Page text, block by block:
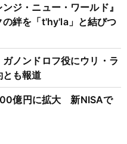
ジ・ニュー・ワールド』
絆を「t'hy'la」と結びつ
ノンドロフ役にウリ・ラ
とも報道
億円に拡大 新NISAで